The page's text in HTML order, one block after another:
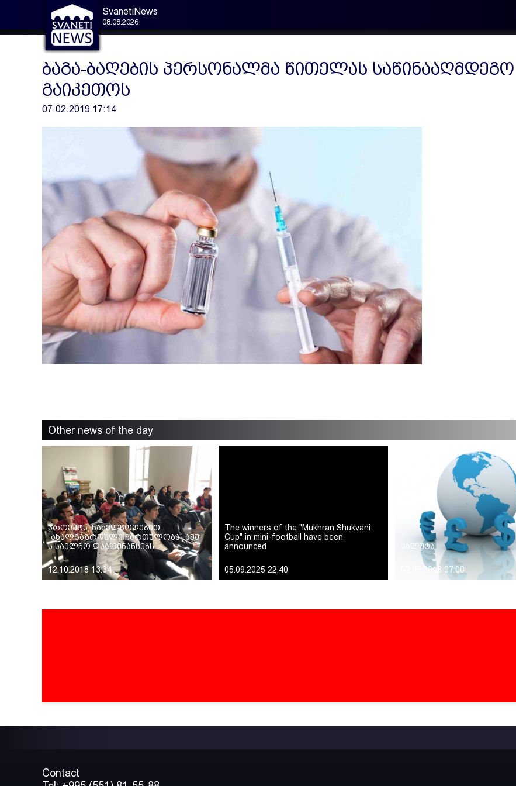
SvanetiNews
08.08.2026
ბაგა-ბაღების პერსონალმა წითელას
გაიკეთოს
07.02.2019 17:14
Other news of the day
პროექტს, სახელწოდებით
"ახალგაზრდული ჩართულობა" აშშ-
ს საელჩო დააფინანსებს
12.10.2018 13:34
The winners of the "Mukhran Shukvani
Cup" in mini-football have been
announced
05.09.2025 22:40
ვალუტა
02.06.2018 07:00
Contact